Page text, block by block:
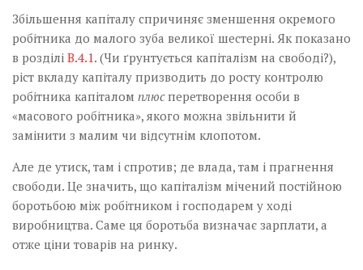
Збільшення капіталу спричиняє зменшення окремого
робітника до малого зуба великої шестерні. Як показано
в розділі B.4.1. (Чи ґрунтується капіталізм на свободі?),
ріст вкладу капіталу призводить до росту контролю
робітника капіталом плюсперетворення особи в
«масового робітника», якого можна звільнити й
замінити з малим чи відсутнім клопотом.
Але де утиск, там і спротив; де влада, там і прагнення
свободи. Це значить, що капіталізм мічений постійною
боротьбою між робітником і господарем у ході
виробництва. Саме ця боротьба визначає зарплати, а
отже ціни товарів на ринку.